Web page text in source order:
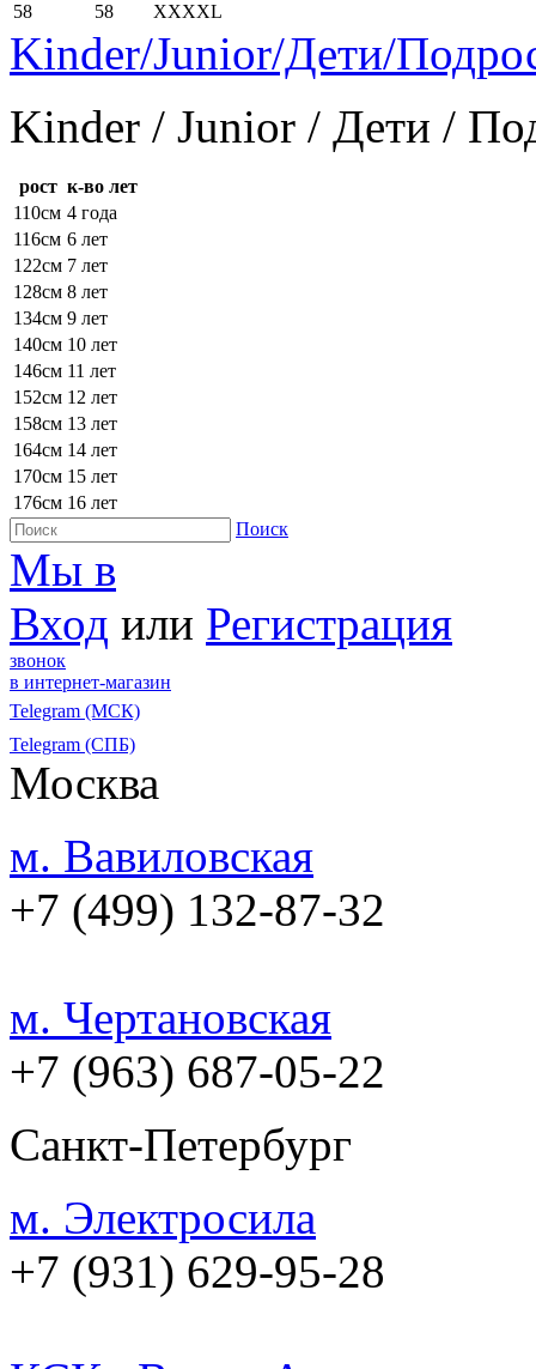
58
58 XXXXL
Kinder/Junior/Дети/
Kinder / Junior / Дети /
рост к-во лет
110см 4 года
116см 6 лет
122см 7 лет
128см 8 лет
134см 9 лет
140см 10 лет
146см 11 лет
152см 12 лет
158см 13 лет
164см 14 лет
170см 15 лет
176см 16 лет
Поиск
Мы в
Вход или Регистрация
звонок
в интернет-магазин
Telegram (МСК)
Telegram (СПБ)
Москва
м. Вавиловская
+7 (499) 132-87-32
м. Чертановская
+7 (963) 687-05-22
Санкт-Петербург
м. Электросила
+7 (931) 629-95-28